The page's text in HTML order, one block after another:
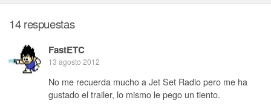
14 respuestas
FastETC
13 agosto 2012
No me recuerda mucho a Jet Set Radio pero me ha
gustado el trailer, lo mismo le pego un tiento.